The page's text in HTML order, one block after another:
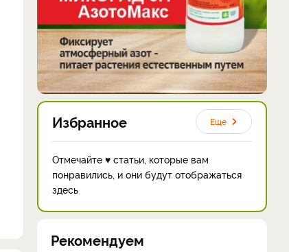
Избранное Еще
Отмечайте ♥ статьи, которые вам
понравились, и они будут отображаться
здесь
Рекомендуем